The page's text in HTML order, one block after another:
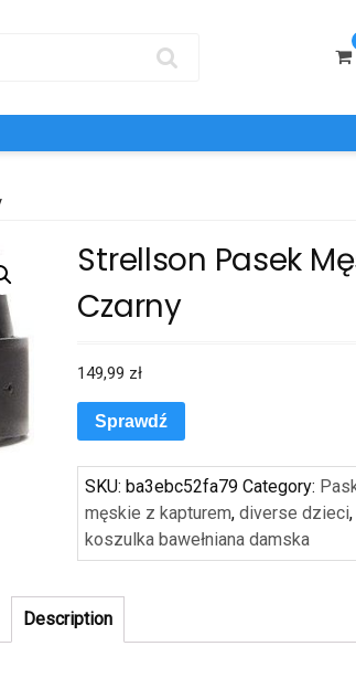
Strellson Pasek
Czarny
149,99 zł
Sprawdź
SKU:ba3ebc52fa79 Category:
męskie z kapturem,diverse dzieci
koszulka bawełniana damska
Description